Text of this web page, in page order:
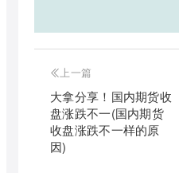
上一篇
大拿分享！国内期货收
盘涨跌不一(国内期货
收盘涨跌不一样的原
因)